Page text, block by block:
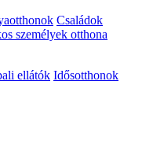
Családok
személyek otthona
ellátók Idősotthonok